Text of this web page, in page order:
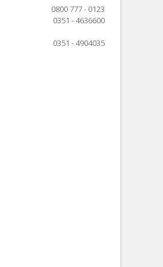
0800 777 - 0123
0351 - 4636600
0351 - 4904035